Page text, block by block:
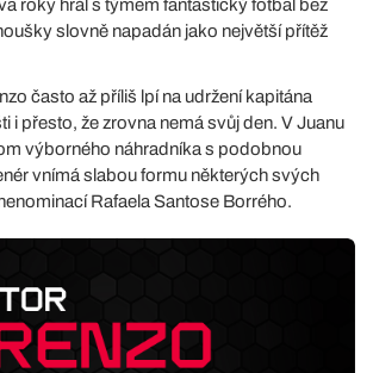
roky hrál s týmem fantastický fotbal bez
slovně napadán jako největší přítěž
často až příliš lpí na udržení kapitána
i přesto, že zrovna nemá svůj den. V Juanu
výborného náhradníka s podobnou
vnímá slabou formu některých svých
Rafaela Santose Borrého.